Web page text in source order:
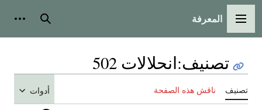
القائمة الرئيسية
المعرفة بحث
تصنيف:انحلالات 502
تصنيف ناقش هذه الصفحة أدوات